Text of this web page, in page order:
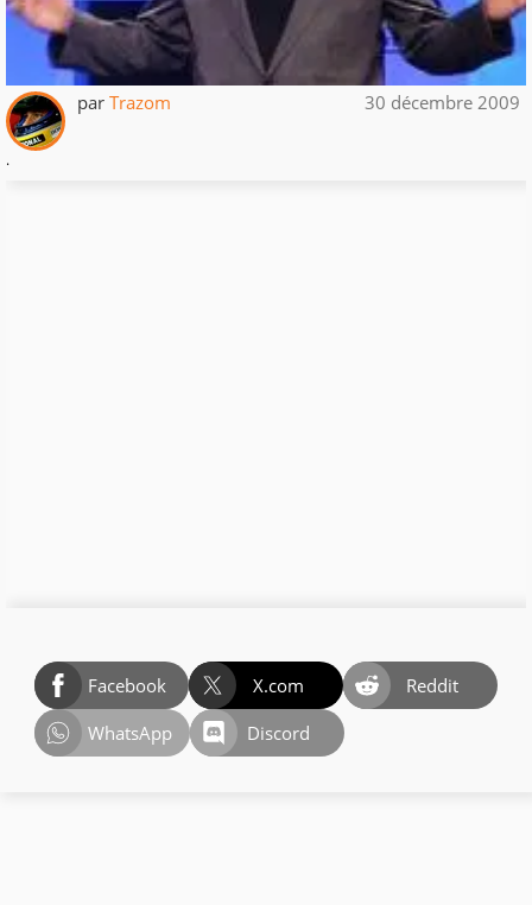
par Trazom 30 décembre 2009
.
Facebook X.com
Reddit
WhatsApp
Discord